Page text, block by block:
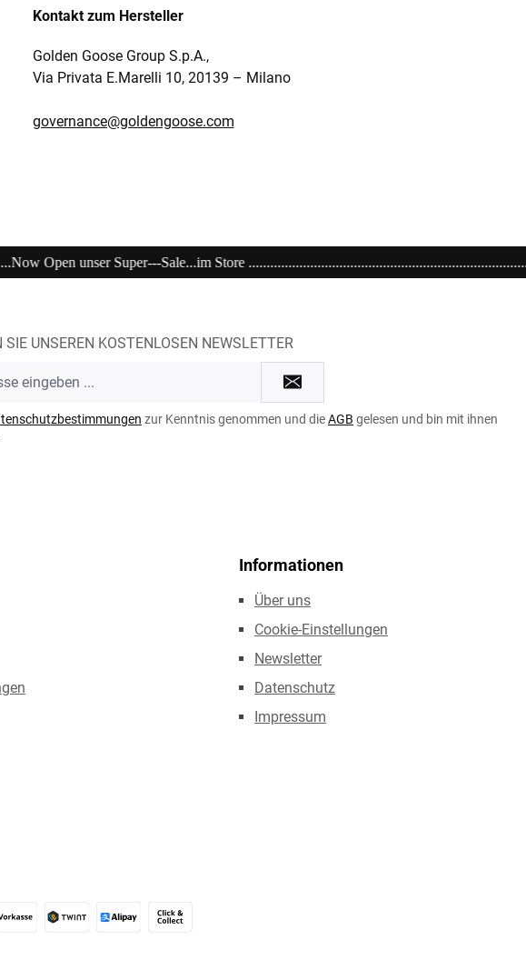
Kontakt zum Hersteller
Golden Goose Group S.p.A.,
Via Privata E.Marelli 10, 20139 – Milano
governance@goldengoose.com
SIE UNSEREN KOSTENLOSEN NEWSLETTER
zur Kenntnis genommen und dieAGB gelesen und bin mit ihnen
Informationen
Über uns
Cookie-Einstellungen
Newsletter
Datenschutz
Impressum